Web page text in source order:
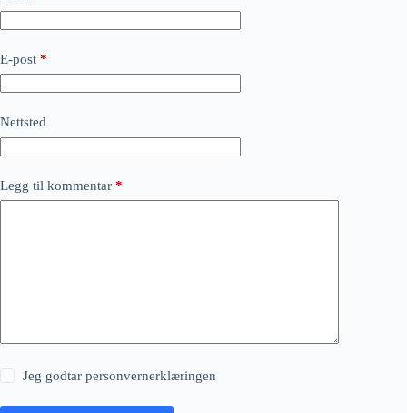
E-post *
Nettsted
Legg til kommentar *
Jeg godtarpersonvernerklæringen